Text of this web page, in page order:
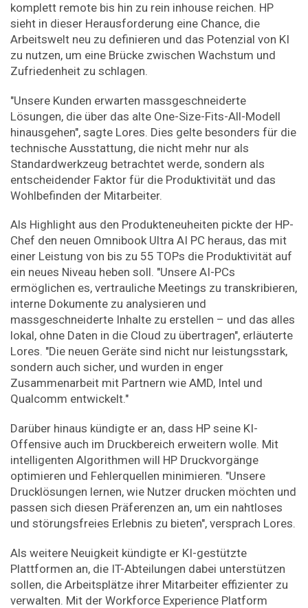
komplett remote bis hin zu rein inhouse reichen. HP
sieht in dieser Herausforderung eine Chance, die
Arbeitswelt neu zu definieren und das Potenzial von KI
zu nutzen, um eine Brücke zwischen Wachstum und
Zufriedenheit zu schlagen.
"Unsere Kunden erwarten massgeschneiderte
Lösungen, die über das alte One-Size-Fits-All-Modell
hinausgehen", sagte Lores. Dies gelte besonders für die
technische Ausstattung, die nicht mehr nur als
Standardwerkzeug betrachtet werde, sondern als
entscheidender Faktor für die Produktivität und das
Wohlbefinden der Mitarbeiter.
Als Highlight aus den Produkteneuheiten pickte der HP-
Chef den neuen Omnibook Ultra AI PC heraus, das mit
einer Leistung von bis zu 55 TOPs die Produktivität auf
ein neues Niveau heben soll. "Unsere AI-PCs
ermöglichen es, vertrauliche Meetings zu transkribieren,
interne Dokumente zu analysieren und
massgeschneiderte Inhalte zu erstellen – und das alles
lokal, ohne Daten in die Cloud zu übertragen", erläuterte
Lores. "Die neuen Geräte sind nicht nur leistungsstark,
sondern auch sicher, und wurden in enger
Zusammenarbeit mit Partnern wie AMD, Intel und
Qualcomm entwickelt."
Darüber hinaus kündigte er an, dass HP seine KI-
Offensive auch im Druckbereich erweitern wolle. Mit
intelligenten Algorithmen will HP Druckvorgänge
optimieren und Fehlerquellen minimieren. "Unsere
Drucklösungen lernen, wie Nutzer drucken möchten und
passen sich diesen Präferenzen an, um ein nahtloses
und störungsfreies Erlebnis zu bieten", versprach Lores.
Als weitere Neuigkeit kündigte er KI-gestützte
Plattformen an, die IT-Abteilungen dabei unterstützen
sollen, die Arbeitsplätze ihrer Mitarbeiter effizienter zu
verwalten. Mit der Workforce Experience Platform